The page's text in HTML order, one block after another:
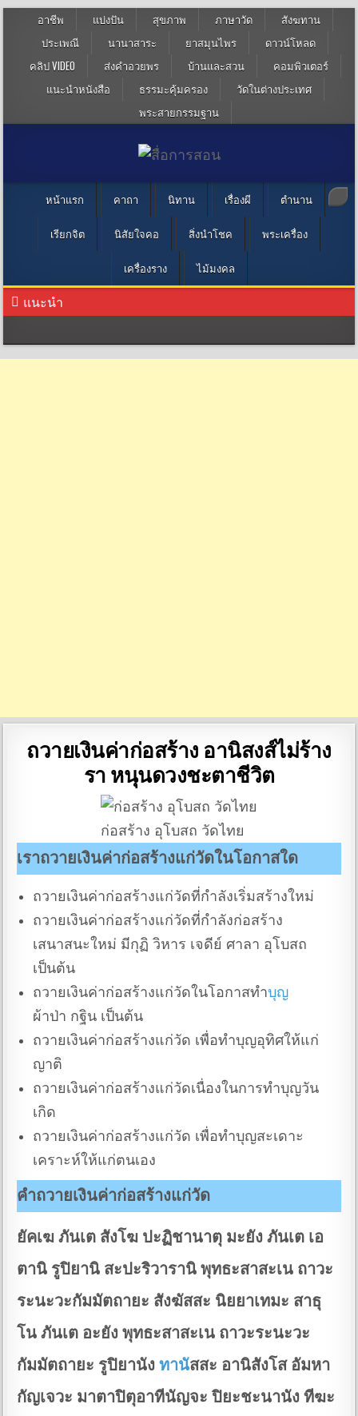
อาชีพ แบ่งปัน สุขภาพ ภาษาวัด
สังฆทาน
ประเพณี
นานาสาระ ยาสมุนไพร
ดาวน์โหลด
คลิป VIDEO
ส่งคำอวยพร บ้านและสวน
คอมพิวเตอร์
แนะนำหนังสือ
ธรรมะคุ้มครอง
วัดในต่างประเทศ
พระสายกรรมฐาน
หน้าแรก คาถา นิทาน เรื่องผี ตำนาน
เรียกจิต นิสัยใจคอ สิ่งนำโชค พระเครื่อง
เครื่องราง ไม้มงคล
แนะนำ
ถวายเงินค่าก่อสร้าง อานิสงส์ไม่ร้าง
รา หนุนดวงชะตาชีวิต
ก่อสร้าง อุโบสถ วัดไทย
เราถวายเงินค่าก่อสร้างแก่วัดในโอกาสใด
ถวายเงินค่าก่อสร้างแก่วัดที่กำลังเริ่มสร้างใหม่
ถวายเงินค่าก่อสร้างแก่วัดที่กำลังก่อสร้าง
เสนาสนะใหม่ มีกุฏิ วิหาร เจดีย์ ศาลา อุโบสถ
เป็นต้น
ถวายเงินค่าก่อสร้างแก่วัดในโอกาสทำบุญ
ผ้าป่า กฐิน เป็นต้น
ถวายเงินค่าก่อสร้างแก่วัด เพื่อทำบุญอุทิศให้แก่
ญาติ
ถวายเงินค่าก่อสร้างแก่วัดเนื่องในการทำบุญวัน
เกิด
ถวายเงินค่าก่อสร้างแก่วัด เพื่อทำบุญสะเดาะ
เคราะห์ให้แก่ตนเอง
คำถวายเงินค่าก่อสร้างแก่วัด
ยัคเฆ ภันเต สังโฆ ปะฏิชานาตุ มะยัง ภันเต เอ
ตานิ รูปิยานิ สะปะริวารานิ พุทธะสาสะเน ถาวะ
ระนะวะกัมมัตถายะ สังฆัสสะ นิยยาเทมะ สาธุ
โน ภันเต อะยัง พุทธะสาสะเน ถาวะระนะวะ
กัมมัตถายะ รูปิยานังทานัสสะ อานิสังโส อัมหา
กัญเจวะ มาตาปิตุอาทีนัญจะ ปิยะชะนานัง ทีฆะ